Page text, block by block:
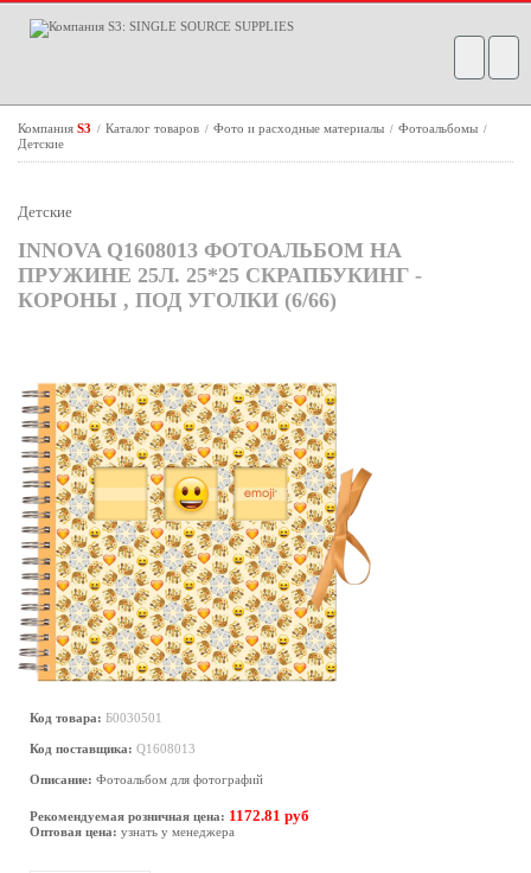
Компания S3 / Каталог товаров / Фото и расходные материалы / Фотоальбомы /
Детские
Детские
INNOVA Q1608013 ФОТОАЛЬБОМ НА
ПРУЖИНЕ 25Л. 25*25 СКРАПБУКИНГ -
КОРОНЫ , ПОД УГОЛКИ (6/66)
Код товара: Б0030501
Код поставщика: Q1608013
Описание: Фотоальбом для фотографий
Рекомендуемая розничная цена: 1172.81 руб
Оптовая цена: узнать у менеджера